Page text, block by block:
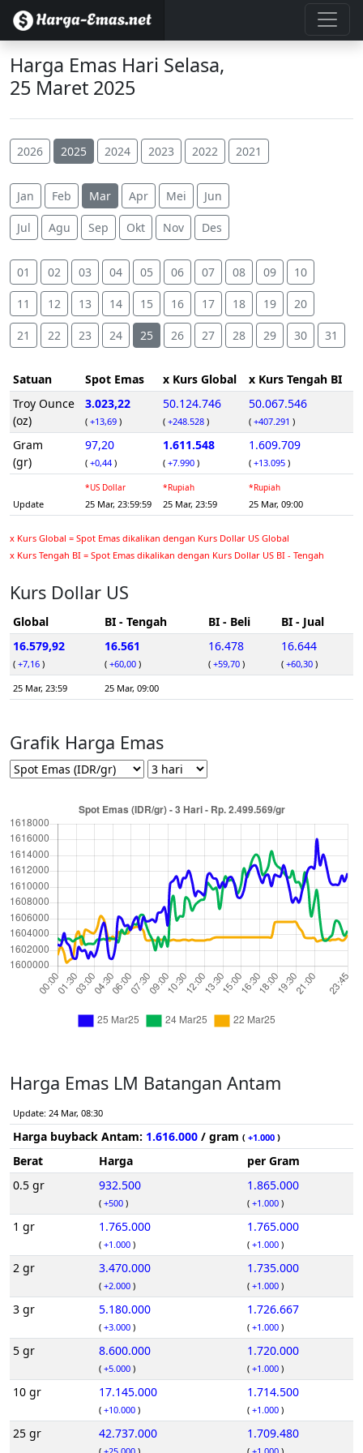
Harga Emas Hari Selasa,
25 Maret 2025
2026 2025 2024 2023 2022 2021
Jan Feb Mar Apr Mei Jun
Jul Agu Sep Okt Nov Des
01 02 03 04 05 06 07 08 09 10
11 12 13 14 15 16 17 18 19 20
21 22 23 24 25 26 27 28 29 30 31
Satuan Spot Emas x Kurs Global
x Kurs Tengah BI
Troy Ounce
(oz)
3.023,22
( +13,69 )
50.124.746
( +248.528 )
50.067.546
( +407.291 )
Gram
(gr)
97,20
( +0,44 )
1.611.548
( +7.990 )
1.609.709
( +13.095 )
Update
*US Dollar
25 Mar, 23:59:59
*Rupiah
25 Mar, 23:59
*Rupiah
25 Mar, 09:00
x Kurs Global = Spot Emas dikalikan dengan Kurs Dollar US Global
x Kurs Tengah BI = Spot Emas dikalikan dengan Kurs Dollar US BI - Tengah
Kurs Dollar US
Global BI - Tengah BI - Beli
BI - Jual
16.579,92
( +7,16 )
16.561
( +60,00 )
16.478
( +59,70 )
16.644
( +60,30 )
25 Mar, 23:59
25 Mar, 09:00
Grafik Harga Emas
Harga Emas LM Batangan Antam
Update: 24 Mar, 08:30
Harga buyback Antam: 1.616.000 / gram ( +1.000 )
Berat Harga
per Gram
0.5 gr
932.500
( +500 )
1.865.000
( +1.000 )
1 gr 1.765.000
( +1.000 )
1.765.000
( +1.000 )
2 gr 3.470.000
( +2.000 )
1.735.000
( +1.000 )
3 gr 5.180.000
( +3.000 )
1.726.667
( +1.000 )
5 gr 8.600.000
( +5.000 )
1.720.000
( +1.000 )
10 gr 17.145.000
( +10.000 )
1.714.500
( +1.000 )
25 gr 42.737.000 1.709.480